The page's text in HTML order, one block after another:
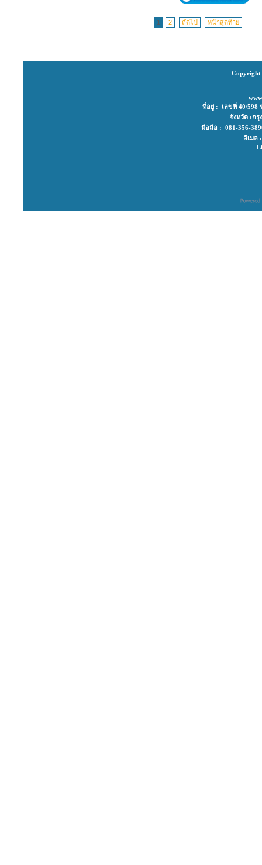
1 2 ถัดไป หน้าสุดท้าย
Copyright
ที่อยู่ : เลขที่ 40/598
จังหวัด :ก
มือถือ : 081-356-
อีเมล